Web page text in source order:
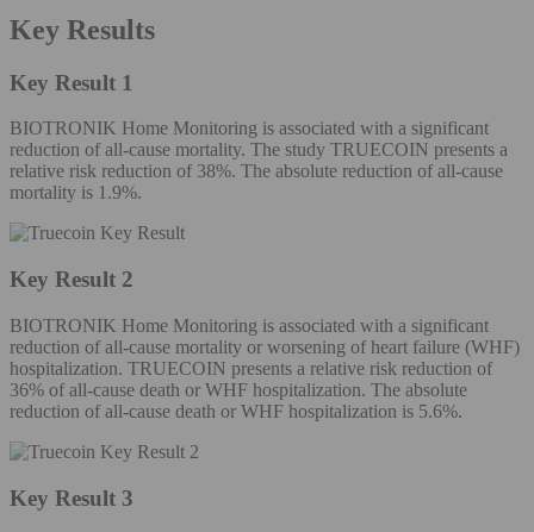
Key Results
Key Result 1
BIOTRONIK Home Monitoring is associated with a significant
reduction of all-cause mortality. The study TRUECOIN presents a
relative risk reduction of 38%. The absolute reduction of all-cause
mortality is 1.9%.
Key Result 2
BIOTRONIK Home Monitoring is associated with a significant
reduction of all-cause mortality or worsening of heart failure (WHF)
hospitalization. TRUECOIN presents a relative risk reduction of
36% of all-cause death or WHF hospitalization. The absolute
reduction of all-cause death or WHF hospitalization is 5.6%.
Key Result 3